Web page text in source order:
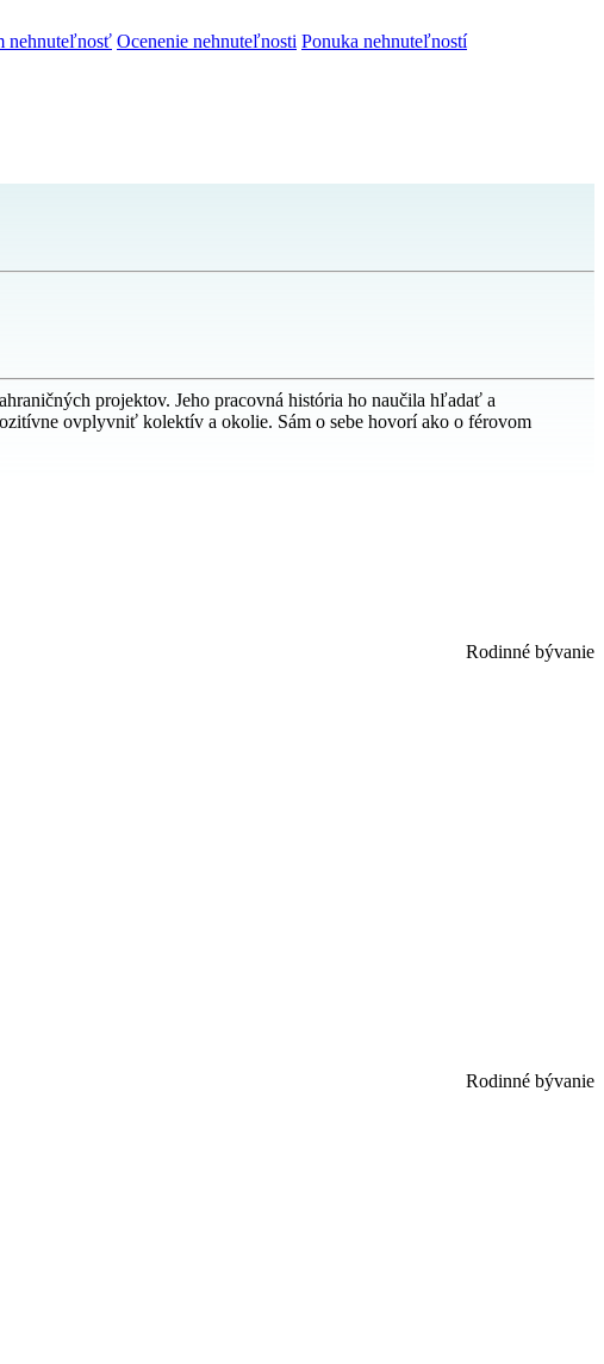
nehnuteľnosť Ocenenie nehnuteľnosti Ponuka nehnuteľností
projektov. Jeho pracovná história ho naučila hľadať a
ovplyvniť kolektív a okolie. Sám o sebe hovorí ako o férovom
Rodinné bývanie
Rodinné bývanie